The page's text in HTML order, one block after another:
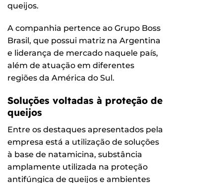
queijos.
A companhia pertence ao Grupo Boss
Brasil, que possui matriz na Argentina
e liderança de mercado naquele país,
além de atuação em diferentes
regiões da América do Sul.
Soluções voltadas à proteção de
queijos
Entre os destaques apresentados pela
empresa está a utilização de soluções
à base de natamicina, substância
amplamente utilizada na proteção
antifúngica de queijos e ambientes